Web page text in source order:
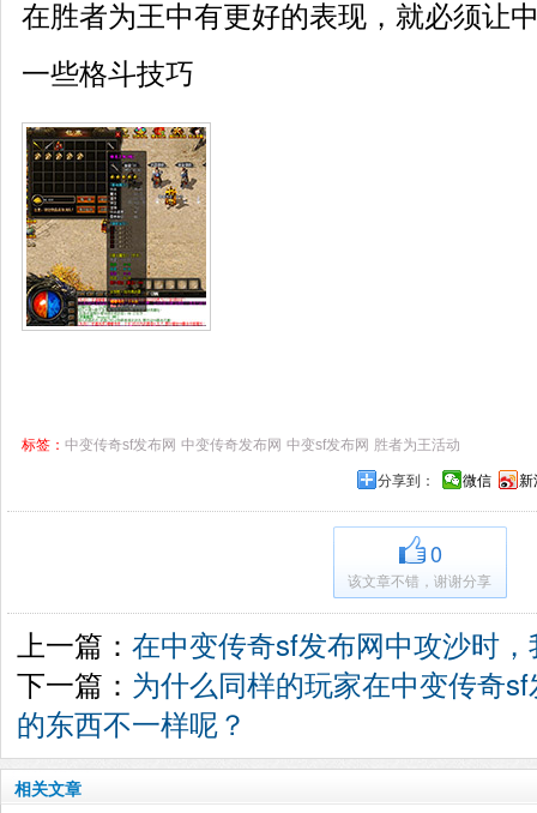
在胜者为王中有更好的表现，就必须让
一些格斗技巧
标签： 中变传奇sf发布网 中变传奇发布网 中变sf发布网 胜者为王活动
分享到： 微信 新
0
该文章不错，谢谢分享
上一篇： 在中变传奇sf发布网中攻沙时
下一篇： 为什么同样的玩家在中变传奇
的东西不一样呢？
相关文章